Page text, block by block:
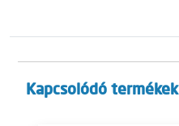
Kapcsolódó termékek